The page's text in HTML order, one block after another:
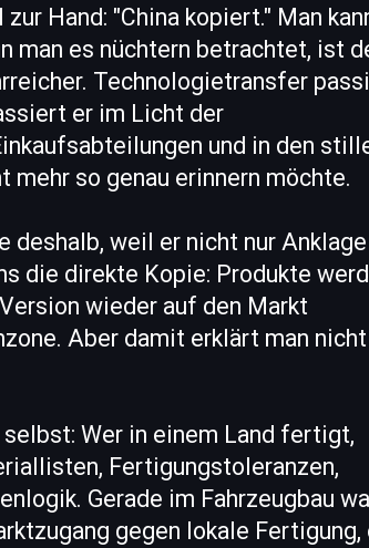
Hand: "China kopiert." Man
man es nüchtern betrachtet, ist
Technologietransfer
er im Licht der
und in den
mehr so genau erinnern möchte.
deshalb, weil er nicht nur
die direkte Kopie: Produkte
wieder auf den Markt
Aber damit erklärt man nicht
Wer in einem Land fertigt,
Fertigungstoleranzen,
Gerade im Fahrzeugbau
gegen lokale